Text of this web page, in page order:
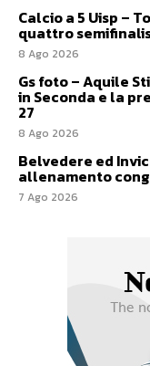
Calcio a 5 Uisp –
quattro
8 Ago 2026
Gs foto – Aquile
in Seconda e la
27
8 Ago 2026
Belvedere ed
allenamento
7 Ago 2026